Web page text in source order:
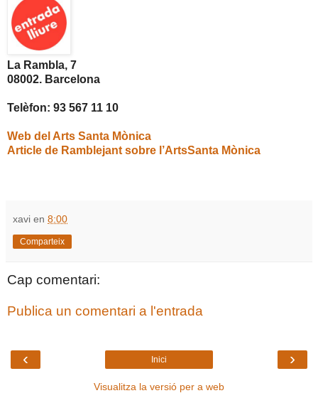
La Rambla, 7
08002. Barcelona
Telèfon: 93 567 11 10
Web del Arts Santa Mònica
Article de Ramblejant sobre l’ArtsSanta Mònica
xavi en 8:00
Comparteix
Cap comentari:
Publica un comentari a l'entrada
‹ ›
Inici
Visualitza la versió per a web